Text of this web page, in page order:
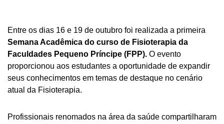
Entre os dias 16 e 19 de outubro foi realizada a primeira
Semana Acadêmica do curso de Fisioterapia da
Faculdades Pequeno Príncipe (FPP). O evento
proporcionou aos estudantes a oportunidade de expandir
seus conhecimentos em temas de destaque no cenário
atual da Fisioterapia.
Profissionais renomados na área da saúde compartilharam